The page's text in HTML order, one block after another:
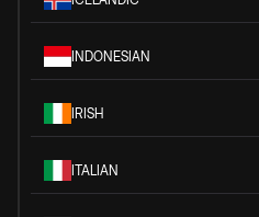
INDONESIAN
IRISH
ITALIAN